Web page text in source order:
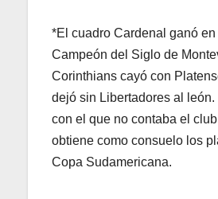
*El cuadro Cardenal ganó
Campeón del Siglo de
Corinthians cayó con
dejó sin Libertadores al
con el que no contaba el
obtiene como consuelo los
Copa Sudamericana.